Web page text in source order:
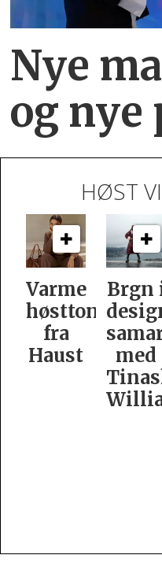
Nye
og nye
HØST
Brgn i
design­
samarbeid
med
Williamson
fra
Fam
Irvoll